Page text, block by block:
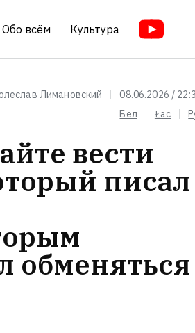
Обо всём Культура
Лимановский
08.06.2026 /
Бел
Łac
вести
писал
обменяться